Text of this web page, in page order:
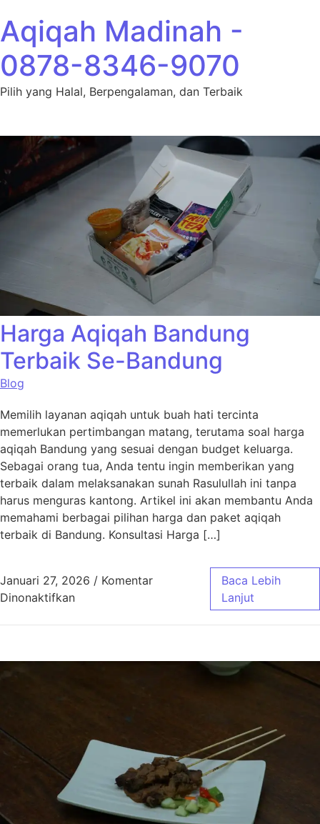
Aqiqah Madinah -
0878-8346-9070
Pilih yang Halal, Berpengalaman, dan Terbaik
Harga Aqiqah Bandung
Terbaik Se-Bandung
Blog
Memilih layanan aqiqah untuk buah hati tercinta
memerlukan pertimbangan matang, terutama soal harga
aqiqah Bandung yang sesuai dengan budget keluarga.
Sebagai orang tua, Anda tentu ingin memberikan yang
terbaik dalam melaksanakan sunah Rasulullah ini tanpa
harus menguras kantong. Artikel ini akan membantu Anda
memahami berbagai pilihan harga dan paket aqiqah
terbaik di Bandung. Konsultasi Harga […]
Januari 27, 2026 / Komentar
Dinonaktifkanpada Harga Aqiqah Bandung Terbaik Se-
Baca Lebih
Lanjut